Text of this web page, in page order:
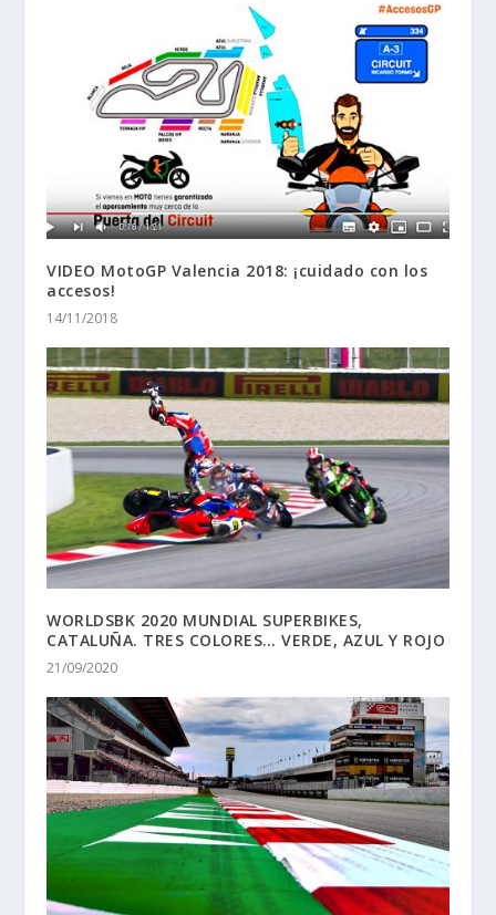
VIDEO MotoGP Valencia 2018: ¡cuidado con los
accesos!
14/11/2018
WORLDSBK 2020 MUNDIAL SUPERBIKES,
CATALUÑA. TRES COLORES… VERDE, AZUL Y ROJO
21/09/2020